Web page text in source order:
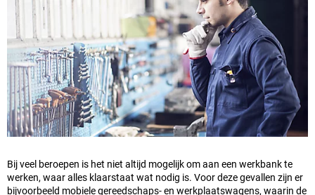
Bij veel beroepen is het niet altijd mogelijk om aan een werkbank te
werken, waar alles klaarstaat wat nodig is. Voor deze gevallen zijn er
bijvoorbeeld mobiele gereedschaps- en werkplaatswagens, waarin de